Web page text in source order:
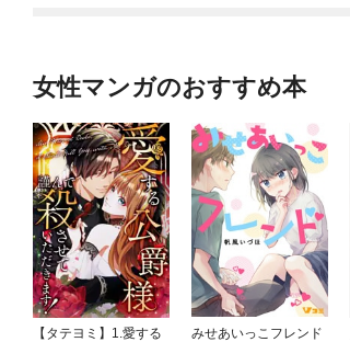
女性マンガのおすすめ本
【タテヨミ】1.愛する
みせあいっこフレンド